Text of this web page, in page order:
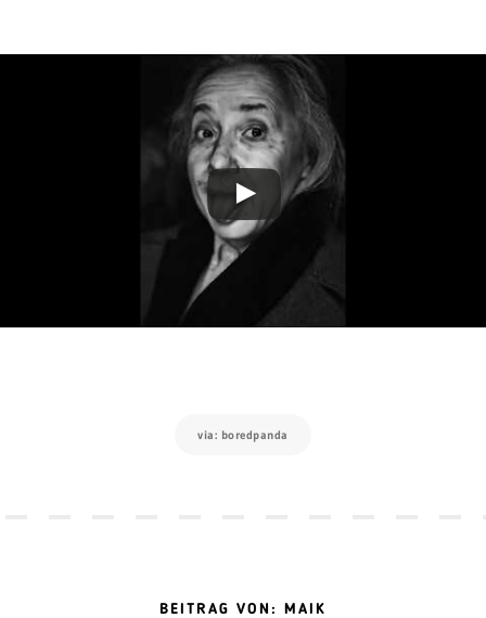
via: boredpanda
BEITRAG VON: MAIK